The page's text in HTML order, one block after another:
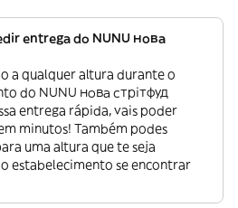
entrega do NUNU нова
a qualquer altura durante o
do NUNU нова стрітфуд
entrega rápida, vais poder
minutos! Também podes
uma altura que te seja
estabelecimento se encontrar